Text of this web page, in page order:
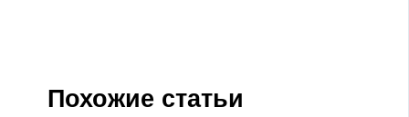
Похожие статьи